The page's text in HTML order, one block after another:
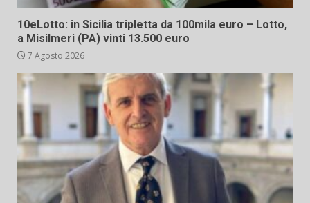
10eLotto: in Sicilia tripletta da 100mila euro – Lotto,
a Misilmeri (PA) vinti 13.500 euro
7 Agosto 2026